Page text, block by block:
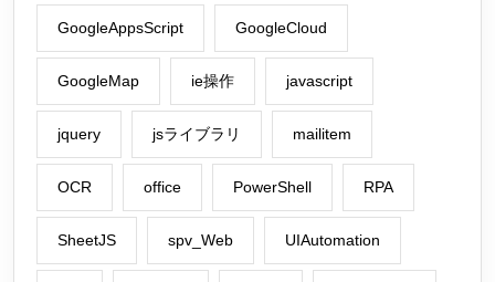
GoogleAppsScript GoogleCloud
GoogleMap ie操作 javascript
jquery jsライブラリ mailitem
OCR office PowerShell RPA
SheetJS spv_Web UIAutomation